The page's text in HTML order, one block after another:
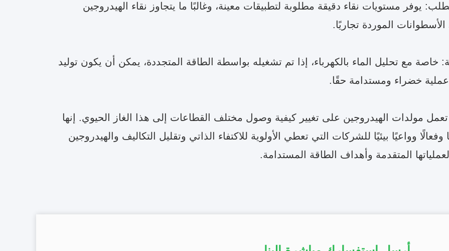
يوفر مستويات نقاء دقيقة مطلوبة لتطبيقات معينة، وغالبًا ما يتجاوز نقاء الهيدروجين
الموردة تجاريًا.
خاصة مع تحليل الماء بالكهرباء، إذا تم تشغيله بواسطة الطاقة المتجددة، يمكن أن يكون توليد
عملية خضراء ومستدامة حقًا.
مولدات الهيدروجين على تغيير كيفية وصول مختلف القطاعات إلى هذا الغاز الحيوي. إنها
وفعالًا وواعيًا بيئيًا للشركات التي تعطي الأولوية للاكتفاء الذاتي وتقليل التكاليف والهيدروجين
المتقدمة وأهداف الطاقة المستدامة.